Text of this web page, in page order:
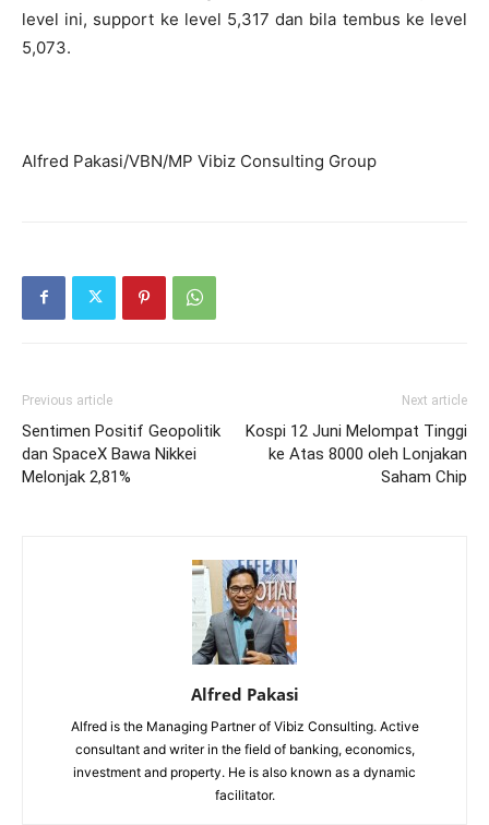
level ini, support ke level 5,317 dan bila tembus ke level
5,073.
Alfred Pakasi/VBN/MP Vibiz Consulting Group
Previous article
Sentimen Positif Geopolitik
dan SpaceX Bawa Nikkei
Melonjak 2,81%
Next article
Kospi 12 Juni Melompat Tinggi
ke Atas 8000 oleh Lonjakan
Saham Chip
Alfred Pakasi
Alfred is the Managing Partner of Vibiz Consulting. Active
consultant and writer in the field of banking, economics,
investment and property. He is also known as a dynamic
facilitator.